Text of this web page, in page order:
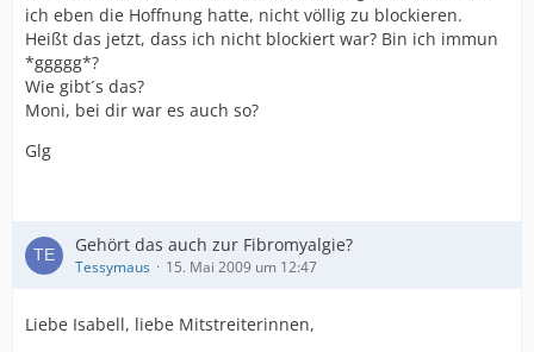
ich eben die Hoffnung hatte, nicht völlig zu blockieren.
Heißt das jetzt, dass ich nicht blockiert war? Bin ich immun
*ggggg*?
Wie gibt´s das?
Moni, bei dir war es auch so?
Glg
Gehört das auch zur Fibromyalgie?
Tessymaus 15. Mai 2009 um 12:47
Liebe Isabell, liebe Mitstreiterinnen,